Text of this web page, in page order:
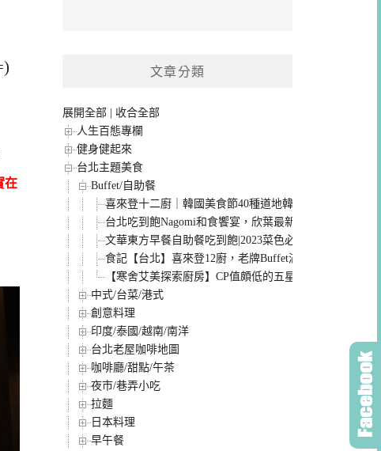
在
文章分類
展開全部
收合全部
人生百態專欄
健身健起來
台北主題美食
Buffet/自助餐
喜來登十二廚｜韓國美食節40種道地韓式料理!價格訂位
台北吃到飽Nagomi和食饗宴，欣葉最新日式料理buffet
文華東方早餐自助餐吃到飽|2023菜色必點可頌、牛肉麵
食記【台北】喜來登12廚，老牌Buffet滿足我的胃(圖多
【寒舍艾美探索廚房】CP值頗低的五星Buffet下午茶吃
中式/台菜/港式
創意料理
印度/泰國/越南/南洋
台北老屋咖啡地圖
咖啡廳/甜點/午茶
夜市/巷弄小吃
拉麵
日本料理
早午餐